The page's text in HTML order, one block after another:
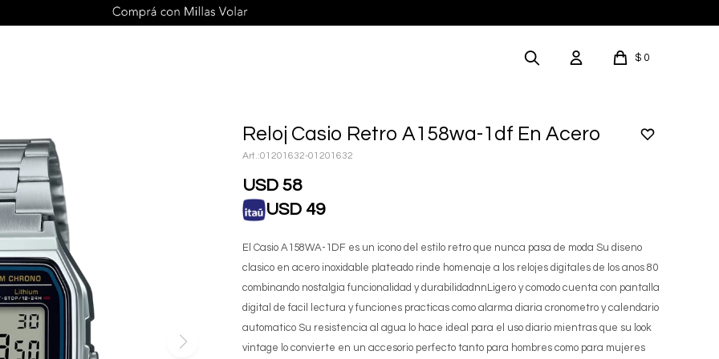
$ 0
Reloj Casio Retro A158wa-1df En Acero
01201632-01201632
USD 58
USD 49
El Casio A158WA-1DF es un icono del estilo retro que nunca pasa de moda Su diseno
clasico en acero inoxidable plateado rinde homenaje a los relojes digitales de los anos 80
combinando nostalgia funcionalidad y durabilidadnnLigero y comodo cuenta con pantalla
digital de facil lectura y funciones practicas como alarma diaria cronometro y calendario
automatico Su resistencia al agua lo hace ideal para el uso diario mientras que su look
vintage lo convierte en un accesorio perfecto tanto para hombres como para mujeres